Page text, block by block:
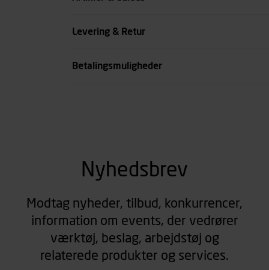
Levering & Retur
Betalingsmuligheder
Nyhedsbrev
Modtag nyheder, tilbud, konkurrencer,
information om events, der vedrører
værktøj, beslag, arbejdstøj og
relaterede produkter og services.